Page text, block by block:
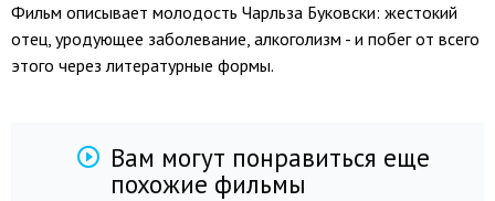
Фильм описывает молодость Чарльза Буковски: жестокий
отец, уродующее заболевание, алкоголизм - и побег от всего
этого через литературные формы.
Вам могут понравиться еще
похожие фильмы